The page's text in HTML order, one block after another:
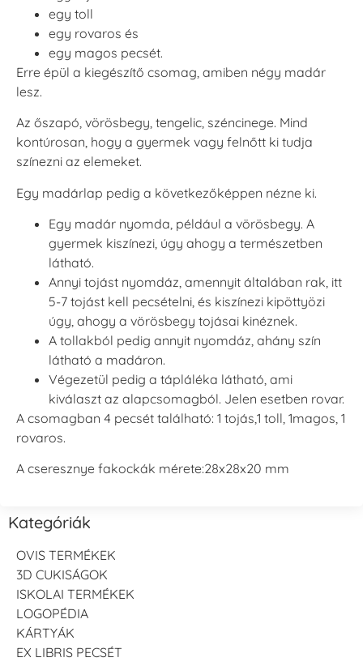
egy toll
egy rovaros és
egy magos pecsét.
Erre épül a kiegészítő csomag, amiben négy madár
lesz.
Az őszapó, vörösbegy, tengelic, széncinege. Mind
kontúrosan, hogy a gyermek vagy felnőtt ki tudja
színezni az elemeket.
Egy madárlap pedig a következőképpen nézne ki.
Egy madár nyomda, például a vörösbegy. A
gyermek kiszínezi, úgy ahogy a természetben
látható.
Annyi tojást nyomdáz, amennyit általában rak, itt
5-7 tojást kell pecsételni, és kiszínezi kipöttyözi
úgy, ahogy a vörösbegy tojásai kinéznek.
A tollakból pedig annyit nyomdáz, ahány szín
látható a madáron.
Végezetül pedig a tápláléka látható, ami
kiválaszt az alapcsomagból. Jelen esetben rovar.
A csomagban 4 pecsét található: 1 tojás,1 toll, 1magos, 1
rovaros.
A cseresznye fakockák mérete:28x28x20 mm
Kategóriák
OVIS TERMÉKEK
3D CUKISÁGOK
ISKOLAI TERMÉKEK
LOGOPÉDIA
KÁRTYÁK
EX LIBRIS PECSÉT